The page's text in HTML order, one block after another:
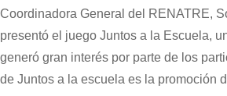
Coordinadora General del RENATRE,
presentó el juego Juntos a la Escuela,
generó gran interés por parte de los
de Juntos a la escuela es la promoción